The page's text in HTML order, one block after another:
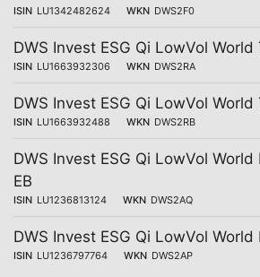
ISIN LU1342482624 WKN DWS2F0
DWS Invest ESG Qi LowVol World
ISIN LU1663932306 WKN DWS2RA
DWS Invest ESG Qi LowVol World
ISIN LU1663932488 WKN DWS2RB
DWS Invest ESG Qi LowVol World
EB
ISIN LU1236813124 WKN DWS2AQ
DWS Invest ESG Qi LowVol World
ISIN LU1236797764 WKN DWS2AP